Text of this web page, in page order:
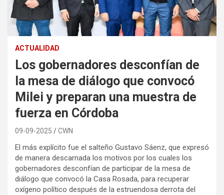
ACTUALIDAD
Los gobernadores desconfían de
la mesa de diálogo que convocó
Milei y preparan una muestra de
fuerza en Córdoba
09-09-2025 CWN
El más explícito fue el salteño Gustavo Sáenz, que expresó
de manera descarnada los motivos por los cuales los
gobernadores desconfían de participar de la mesa de
diálogo que convocó la Casa Rosada, para recuperar
oxígeno político después de la estruendosa derrota del